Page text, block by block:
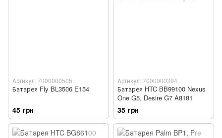
Артикул: 7000000505
Батарея Fly BL3506 E154
45 грн
Артикул: 7000000394
Батарея HTC BB99100 Nexus
One G5, Desire G7 A8181
35 грн